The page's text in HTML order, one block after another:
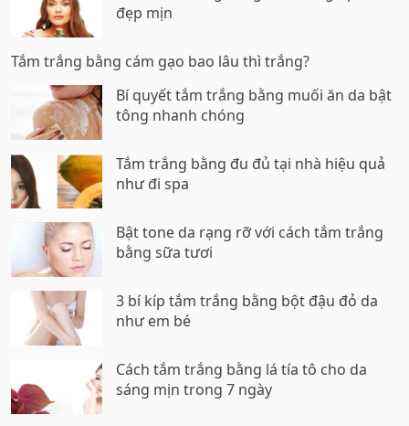
đẹp mịn
Tắm trắng bằng cám gạo bao lâu thì trắng?
Bí quyết tắm trắng bằng muối ăn da bật
tông nhanh chóng
Tắm trắng bằng đu đủ tại nhà hiệu quả
như đi spa
Bật tone da rạng rỡ với cách tắm trắng
bằng sữa tươi
3 bí kíp tắm trắng bằng bột đậu đỏ da
như em bé
Cách tắm trắng bằng lá tía tô cho da
sáng mịn trong 7 ngày